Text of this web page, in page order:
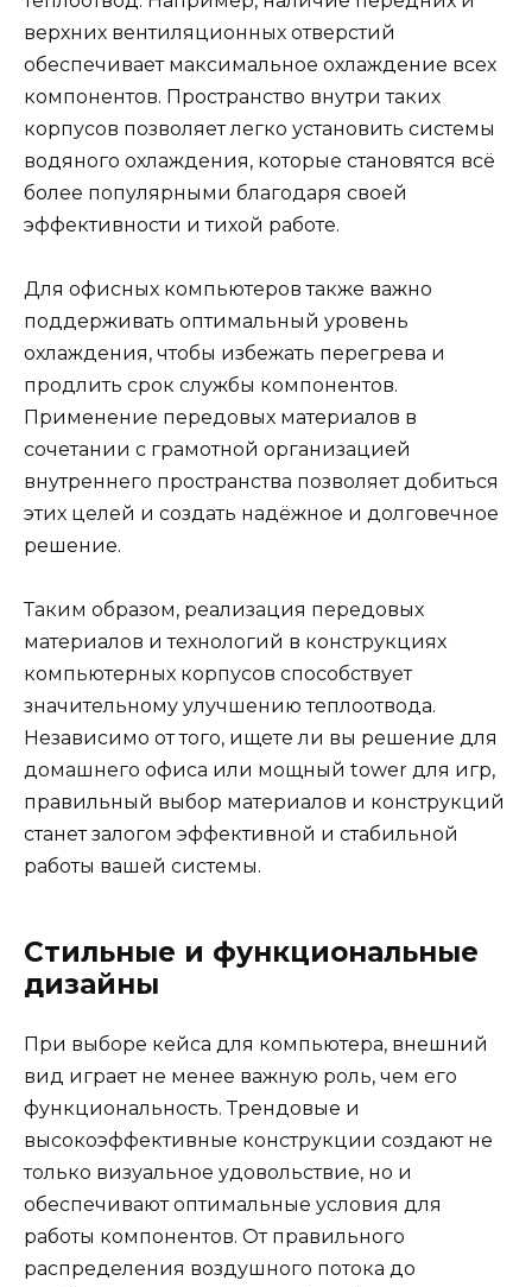
верхних вентиляционных отверстий
обеспечивает максимальное охлаждение всех
компонентов. Пространство внутри таких
корпусов позволяет легко установить системы
водяного охлаждения, которые становятся всё
более популярными благодаря своей
эффективности и тихой работе.
Для офисных компьютеров также важно
поддерживать оптимальный уровень
охлаждения, чтобы избежать перегрева и
продлить срок службы компонентов.
Применение передовых материалов в
сочетании с грамотной организацией
внутреннего пространства позволяет добиться
этих целей и создать надёжное и долговечное
решение.
Таким образом, реализация передовых
материалов и технологий в конструкциях
компьютерных корпусов способствует
значительному улучшению теплоотвода.
Независимо от того, ищете ли вы решение для
домашнего офиса или мощный tower для игр,
правильный выбор материалов и конструкций
станет залогом эффективной и стабильной
работы вашей системы.
Стильные и функциональные
дизайны
При выборе кейса для компьютера, внешний
вид играет не менее важную роль, чем его
функциональность. Трендовые и
высокоэффективные конструкции создают не
только визуальное удовольствие, но и
обеспечивают оптимальные условия для
работы компонентов. От правильного
распределения воздушного потока до